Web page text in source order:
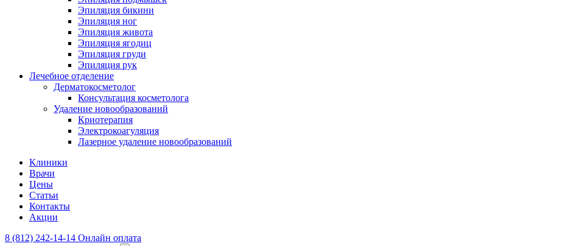
Эпиляция бикини
Эпиляция ног
Эпиляция живота
Эпиляция ягодиц
Эпиляция груди
Эпиляция рук
Лечебное отделение
Дерматокосметолог
Консультация косметолога
Удаление новообразований
Криотерапия
Электрокоагуляция
Лазерное удаление новообразований
Клиники
Врачи
Цены
Статьи
Контакты
Акции
8 (812) 242-14-14 Онлайн оплата